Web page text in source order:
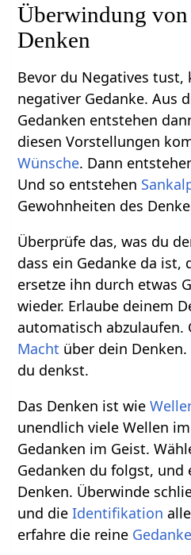
Überwindung
Denken
Bevor du Negatives
negativer Gedanke. Aus
Gedanken entstehen
diesen Vorstellungen
Wünsche. Dann
Und so entstehen
Gewohnheiten des
Überprüfe das, was du
dass ein Gedanke da
ersetze ihn durch etwas
wieder. Erlaube deinem
automatisch abzulaufen.
Macht über dein
du denkst.
Das Denken ist wie
unendlich viele Wellen
Gedanken im Geist.
Gedanken du folgst, und
Denken. Überwinde
und dieIdentifikation
erfahre die reine